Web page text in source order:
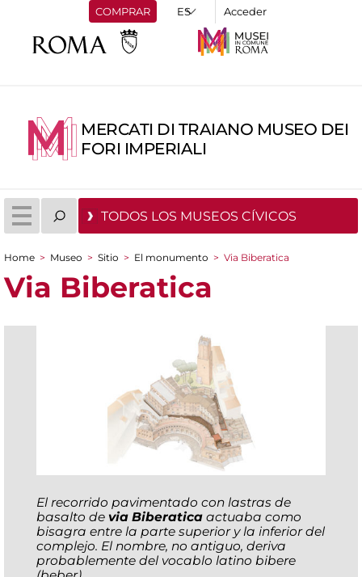
COMPRAR Acceder
MERCATI DI TRAIANO MUSEO DEI
FORI IMPERIALI
TODOS LOS MUSEOS CÍVICOS
You are here
Home > Museo > Sitio > El monumento > Via Biberatica
Via Biberatica
El recorrido pavimentado con lastras de
basalto de via Biberatica actuaba como
bisagra entre la parte superior y la inferior del
complejo. El nombre, no antiguo, deriva
probablemente del vocablo latino bibere